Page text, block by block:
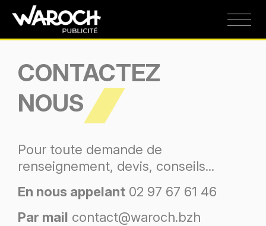
CONTACTEZ
NOUS
Pour toute demande de
renseignement, devis, conseils...
En nous appelant 02 97 67 61 46
Par mail contact@waroch.bzh